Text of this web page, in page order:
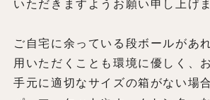
いただきますようお願い申し上げま
ご自宅に余っている段ボールがあ
用いただくことも環境に優しく、
手元に適切なサイズの箱がない場